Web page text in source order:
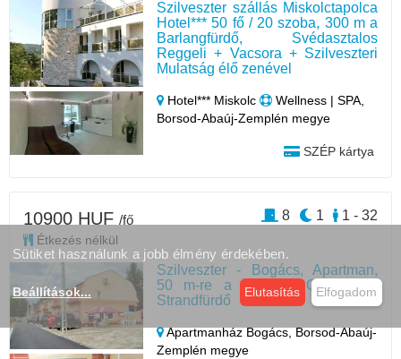
Szilveszter szállás Miskolctapolca
Hotel*** 50 fő / 20 szoba, 300 m a
Barlangfürdő, Svédasztalos
Reggeli + Vacsora + Szilveszteri
Mulatság élő zenével
Hotel*** Miskolc
Wellness | SPA,
Borsod-Abaúj-Zemplén megye
SZÉP kártya
Szilveszter - Bogács, Apartman,
50 m-re a Bogácsi Gyógy- és
Strandfürdő
Apartmanház Bogács,Borsod-Abaúj-
Zemplén megye
10900 HUF /fő
Étkezés nélkül
1 - 32
1
8
Sütiket használunk a jobb élmény érdekében.
Beállítások... Elutasítás Elfogadom